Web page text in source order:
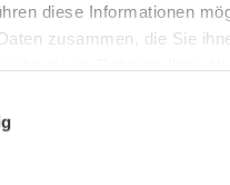
diese Informationen
zusammen, die Sie
(3) mit Ihrer ausdrücklichen
nicht Art. 9 Abs. 2 lit. a
Maßnahmen zum Schutz
Ihrer berechtigten